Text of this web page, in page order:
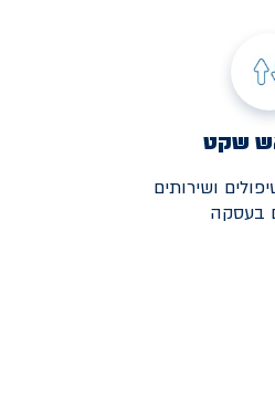
שקט
ושירותים
בעסקה